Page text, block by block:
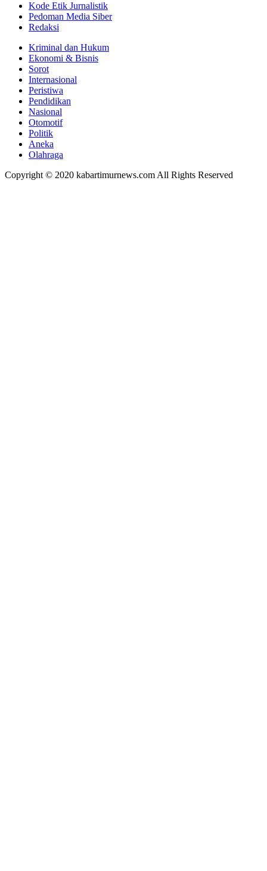
Kode Etik Jurnalistik
Pedoman Media Siber
Redaksi
Kriminal dan Hukum
Ekonomi & Bisnis
Sorot
Internasional
Peristiwa
Pendidikan
Nasional
Otomotif
Politik
Aneka
Olahraga
Copyright © 2020 kabartimurnews.com All Rights Reserved